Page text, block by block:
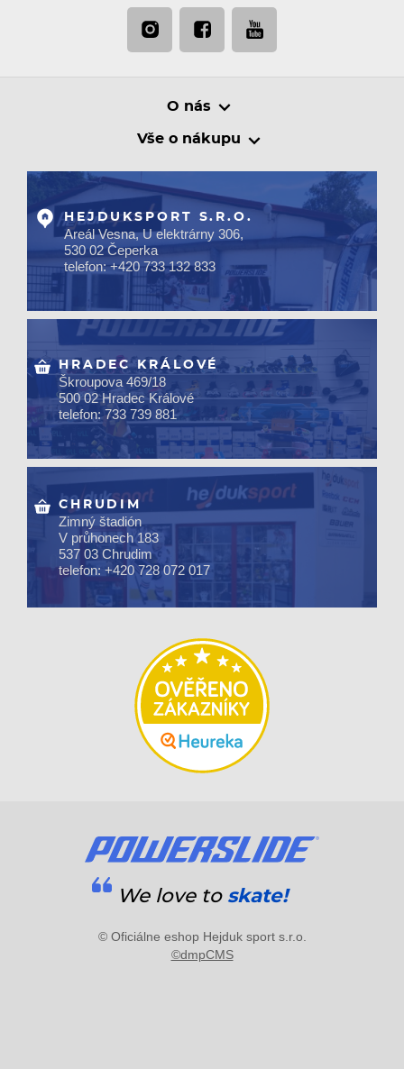
O nás
Vše o nákupu
HEJDUKSPORT S.R.O.
Areál Vesna, U elektrárny 306,
530 02 Čeperka
telefon: +420 733 132 833
HRADEC KRÁLOVÉ
Škroupova 469/18
500 02 Hradec Králové
telefon: 733 739 881
CHRUDIM
Zimný štadión
V průhonech 183
537 03 Chrudim
telefon: +420 728 072 017
We love to skate!
© Oficiálne eshop Hejduk sport s.r.o.
©dmpCMS